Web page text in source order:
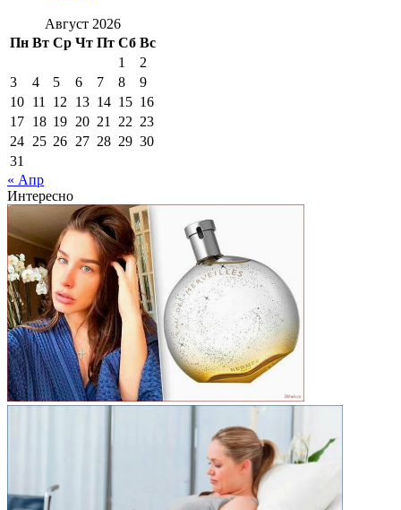
Август 2026
Пн Вт Ср Чт Пт Сб Вс
1
2
3
4 5 6 7 8
9
10 11 12 13 14 15 16
17 18 19 20 21 22 23
24 25 26 27 28 29 30
31
« Апр
Интересно